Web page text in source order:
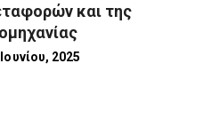
και της
2025